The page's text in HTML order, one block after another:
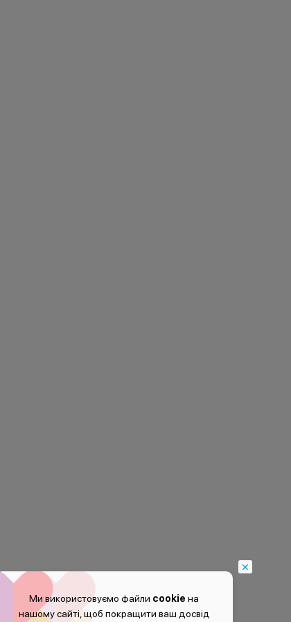
Ми використовуємо файли cookie на
нашому сайті, щоб покращити ваш досвід